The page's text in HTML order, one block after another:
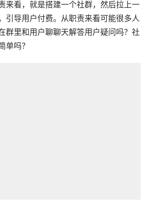
来看，就是搭建一个社群，然后拉上一
引导用户付费。从职责来看可能很多人
群里和用户聊聊天解答用户疑问吗？社
单吗？